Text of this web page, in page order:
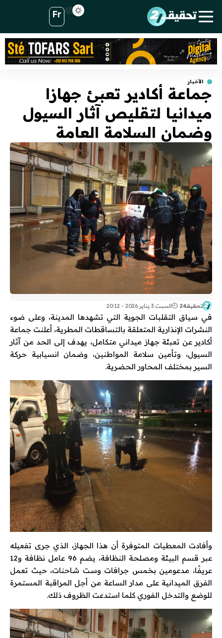
Fr
الأخبار
جماعة أكادير تعبئ جهازا
ميدانيا لتقليص آثار السيول
وضمان السلامة العامة
تحقيقـ24 السبت 3 يناير 2026 - 20:12
في سياق التقلبات الجوية التي تشهدها المدينة، وعلى ضوء
النشرات الإنذارية المتعلقة بالتساقطات المطرية، أعلنت جماعة
أكادير عن تعبئة جهاز ميداني متكامل، يهدف إلى الحد من آثار
السيول، وتأمين سلامة المواطنين، وضمان انسيابية حركة
السير بمختلف المحاور الحضرية.
وأفادت المعطيات المتوفرة أن هذا الجهاز، الذي جرى تفعيله
عبر قسم البيئة ومصلحة النظافة، يضم 96 عامل نظافة و12
عريفًا، مدعومين بخمس جرافات وست شاحنات، حيث تعمل
الفرق الميدانية على مدار الساعة من أجل المراقبة المستمرة
للوضع والتدخل الفوري كلما استدعت الظروف ذلك.